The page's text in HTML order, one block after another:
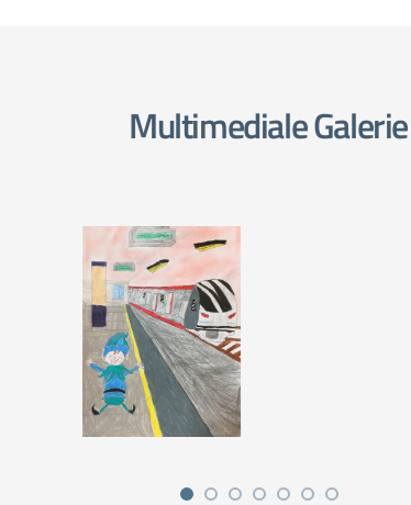
Multimediale Galerie